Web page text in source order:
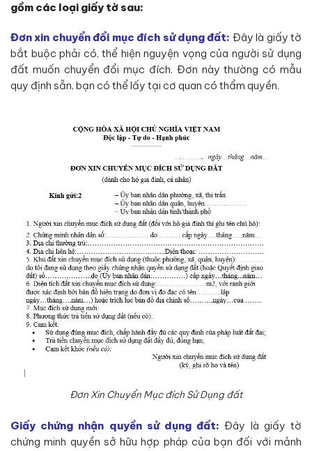
gồm các loại giấy tờ sau:
Đơn xin chuyển đổi mục đích sử dụng đất: Đây là giấy tờ
bắt buộc phải có, thể hiện nguyện vọng của người sử dụng
đất muốn chuyển đổi mục đích. Đơn này thường có mẫu
quy định sẵn, bạn có thể lấy tại cơ quan có thẩm quyền.
Đơn Xin Chuyển Mục đích Sử Dụng đất
Giấy chứng nhận quyền sử dụng đất: Đây là giấy tờ
chứng minh quyền sở hữu hợp pháp của bạn đối với mảnh